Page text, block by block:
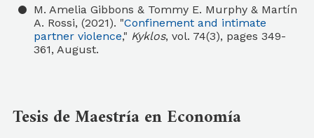
M. Amelia Gibbons & Tommy E. Murphy & Martín
A. Rossi, (2021). "Confinement and intimate
partner violence," Kyklos, vol. 74(3), pages 349-
361, August.
Tesis de Maestría en Economía